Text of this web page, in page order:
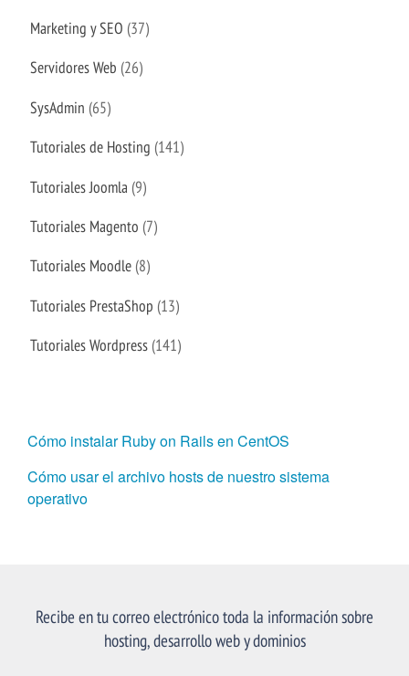
Marketing y SEO (37)
Servidores Web (26)
SysAdmin (65)
Tutoriales de Hosting (141)
Tutoriales Joomla (9)
Tutoriales Magento (7)
Tutoriales Moodle (8)
Tutoriales PrestaShop (13)
Tutoriales Wordpress (141)
Cómo instalar Ruby on Rails en CentOS
Cómo usar el archivo hosts de nuestro sistema
operativo
Recibe en tu correo electrónico toda la información sobre
hosting, desarrollo web y dominios